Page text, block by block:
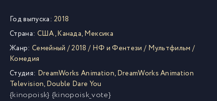
Год выпуска: 2018
Страна: США,Канада,Мексика
Жанр: Семейный /2018 / НФ и Фентези / Мультфильм /
Комедия
Студия: DreamWorks Animation,DreamWorks Animation
Television,Double Dare You
{kinopoisk} {kinopoisk_vote}